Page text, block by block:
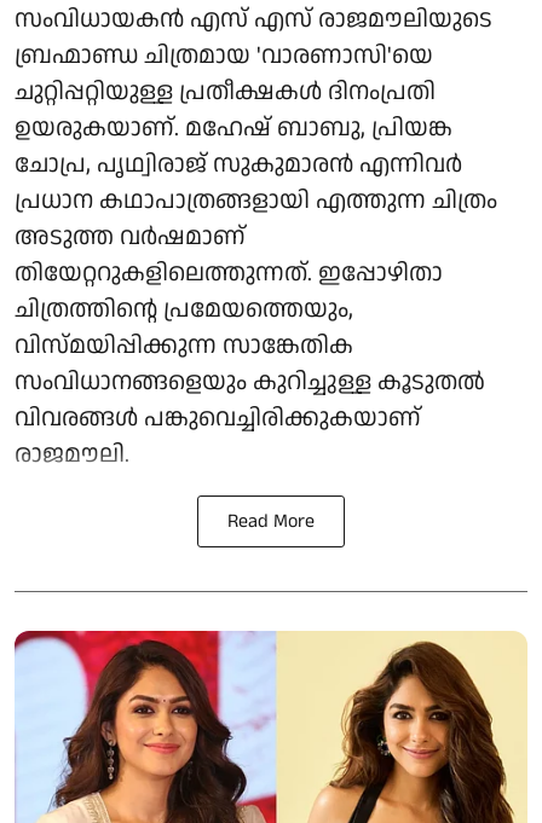
സംവിധായകൻ എസ് എസ് രാജമൗലിയുടെ
ബ്രഹ്മാണ്ഡ ചിത്രമായ 'വാരണാസി'യെ
ചുറ്റിപ്പറ്റിയുള്ള പ്രതീക്ഷകൾ ദിനംപ്രതി
ഉയരുകയാണ്. മഹേഷ് ബാബു, പ്രിയങ്ക
ചോപ്ര, പൃഥ്വിരാജ് സുകുമാരൻ എന്നിവർ
പ്രധാന കഥാപാത്രങ്ങളായി എത്തുന്ന ചിത്രം
അടുത്ത വർഷമാണ്
തിയേറ്ററുകളിലെത്തുന്നത്. ഇപ്പോഴിതാ
ചിത്രത്തിന്റെ പ്രമേയത്തെയും,
വിസ്മയിപ്പിക്കുന്ന സാങ്കേതിക
സംവിധാനങ്ങളെയും കുറിച്ചുള്ള കൂടുതൽ
വിവരങ്ങൾ പങ്കുവെച്ചിരിക്കുകയാണ്
രാജമൗലി.
Read More